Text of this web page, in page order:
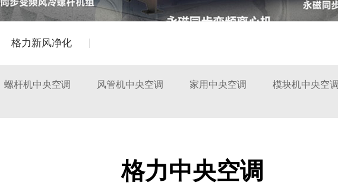
格力新风净化
螺杆机中央空调 风管机中央空调 家用中央空调 模块机中央空调
格力中央空调